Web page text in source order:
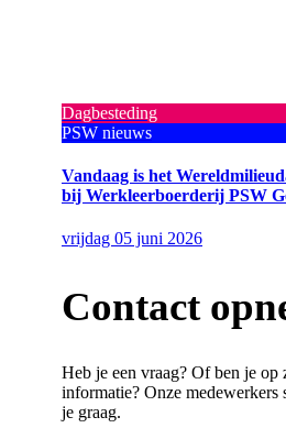
Dagbesteding
PSW nieuws
Vandaag is het
bij Werkleerboerderij PSW
vrijdag 05 juni 2026
Contact
Heb je een vraag? Of ben je op
informatie? Onze medewerkers
je graag.